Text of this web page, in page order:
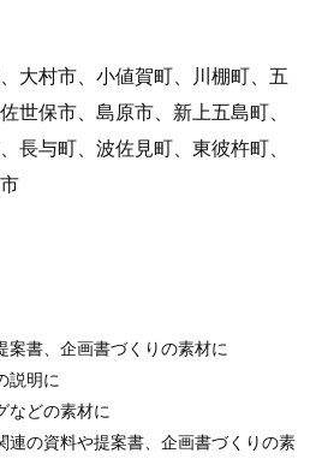
大村市、小値賀町、川棚町、五
世保市、島原市、新上五島町、
長与町、波佐見町、東彼杵町、
案書、企画書づくりの素材に
説明に
などの素材に
連の資料や提案書、企画書づくりの素